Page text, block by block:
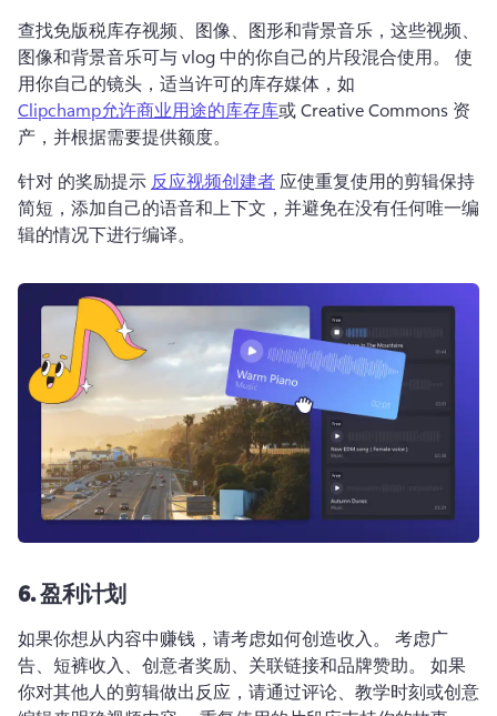
查找免版税库存视频、图像、图形和背景音乐，这些视频、
图像和背景音乐可与 vlog 中的你自己的片段混合使用。 使
用你自己的镜头，适当许可的库存媒体，如
Clipchamp允许商业用途的库存库或 Creative Commons 资
产，并根据需要提供额度。
针对 的奖励提示 反应视频创建者 应使重复使用的剪辑保持
简短，添加自己的语音和上下文，并避免在没有任何唯一编
辑的情况下进行编译。
6.盈利计划
如果你想从内容中赚钱，请考虑如何创造收入。 考虑广
告、短裤收入、创意者奖励、关联链接和品牌赞助。 如果
你对其他人的剪辑做出反应，请通过评论、教学时刻或创意